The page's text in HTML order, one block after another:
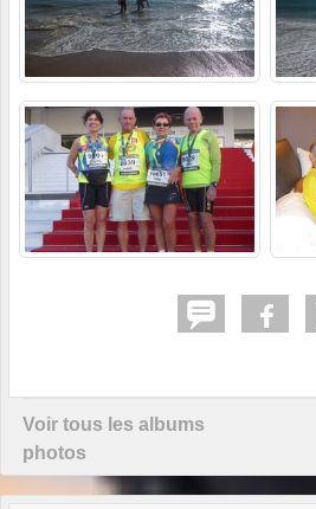
Voir tous les albums
photos